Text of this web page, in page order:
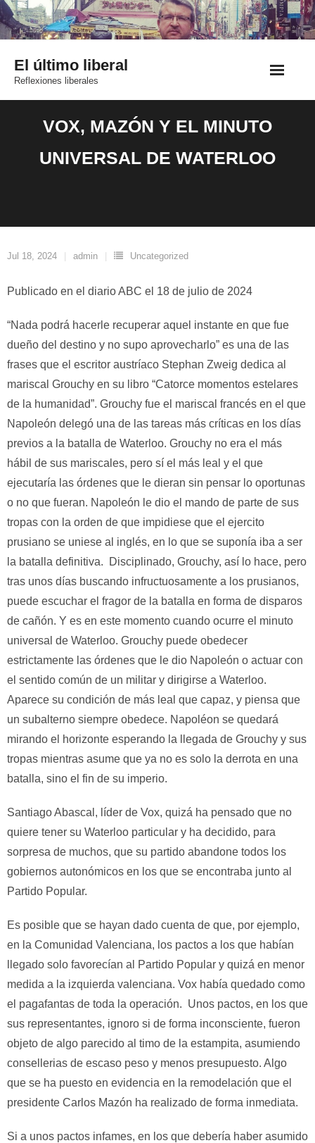
Saltar
al
El último liberal
Reflexiones liberales
VOX, MAZÓN Y EL MINUTO
UNIVERSAL DE WATERLOO
Jul 18, 2024 admin Uncategorized
Publicado en el diario ABC el 18 de julio de 2024
“Nada podrá hacerle recuperar aquel instante en que fue
dueño del destino y no supo aprovecharlo” es una de las
frases que el escritor austríaco Stephan Zweig dedica al
mariscal Grouchy en su libro “Catorce momentos estelares
de la humanidad”. Grouchy fue el mariscal francés en el que
Napoleón delegó una de las tareas más críticas en los días
previos a la batalla de Waterloo. Grouchy no era el más
hábil de sus mariscales, pero sí el más leal y el que
ejecutaría las órdenes que le dieran sin pensar lo oportunas
o no que fueran. Napoleón le dio el mando de parte de sus
tropas con la orden de que impidiese que el ejercito
prusiano se uniese al inglés, en lo que se suponía iba a ser
la batalla definitiva. Disciplinado, Grouchy, así lo hace, pero
tras unos días buscando infructuosamente a los prusianos,
puede escuchar el fragor de la batalla en forma de disparos
de cañón. Y es en este momento cuando ocurre el minuto
universal de Waterloo. Grouchy puede obedecer
estrictamente las órdenes que le dio Napoleón o actuar con
el sentido común de un militar y dirigirse a Waterloo.
Aparece su condición de más leal que capaz, y piensa que
un subalterno siempre obedece. Napoléon se quedará
mirando el horizonte esperando la llegada de Grouchy y sus
tropas mientras asume que ya no es solo la derrota en una
batalla, sino el fin de su imperio.
Santiago Abascal, líder de Vox, quizá ha pensado que no
quiere tener su Waterloo particular y ha decidido, para
sorpresa de muchos, que su partido abandone todos los
gobiernos autonómicos en los que se encontraba junto al
Partido Popular.
Es posible que se hayan dado cuenta de que, por ejemplo,
en la Comunidad Valenciana, los pactos a los que habían
llegado solo favorecían al Partido Popular y quizá en menor
medida a la izquierda valenciana. Vox había quedado como
el pagafantas de toda la operación. Unos pactos, en los que
sus representantes, ignoro si de forma inconsciente, fueron
objeto de algo parecido al timo de la estampita, asumiendo
consellerias de escaso peso y menos presupuesto. Algo
que se ha puesto en evidencia en la remodelación que el
presidente Carlos Mazón ha realizado de forma inmediata.
Si a unos pactos infames, en los que debería haber asumido